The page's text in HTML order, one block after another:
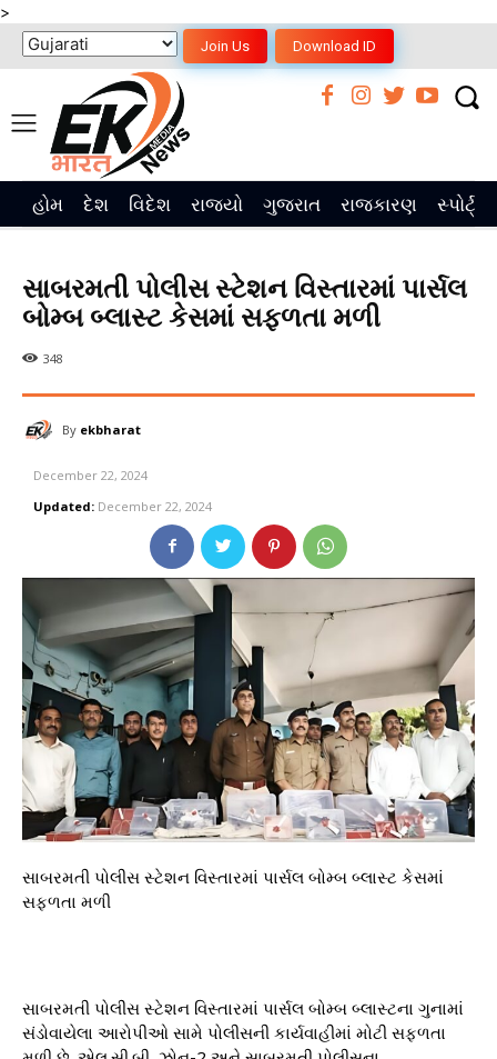
>
Join Us Download ID
હોમ દેશ વિદેશ રાજ્યો ગુજરાત રાજકારણ સ્પોર્ટ્સ
સાબરમતી પોલીસ સ્ટેશન વિસ્તારમાં પાર્સલ
બોમ્બ બ્લાસ્ટ કેસમાં સફળતા મળી
348
By ekbharat
December 22, 2024
Updated: December 22, 2024
સાબરમતી પોલીસ સ્ટેશન વિસ્તારમાં પાર્સલ બોમ્બ બ્લાસ્ટ કેસમાં
સફળતા મળી
સાબરમતી પોલીસ સ્ટેશન વિસ્તારમાં પાર્સલ બોમ્બ બ્લાસ્ટના ગુનામાં
સંડોવાયેલા આરોપીઓ સામે પોલીસની કાર્યવાહીમાં મોટી સફળતા